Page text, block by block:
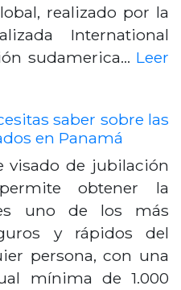
realizado por la
International
sudamerica… Leer
saber sobre las
en Panamá
visado de jubilación
obtener la
uno de los más
y rápidos del
persona, con una
mínima de 1.000